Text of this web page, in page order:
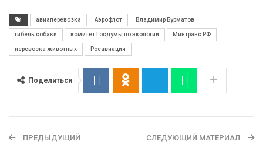
авиаперевозка Аэрофлот Владимир Бурматов
гибель собаки комитет Госдумы по экологии Минтранс РФ
перевозка животных Росавиация
Поделиться
ПРЕДЫДУЩИЙ
СЛЕДУЮЩИЙ МАТЕРИАЛ